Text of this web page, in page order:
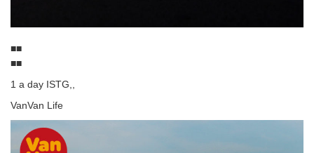
■■
■■
1 a day ISTG,,
VanVan Life